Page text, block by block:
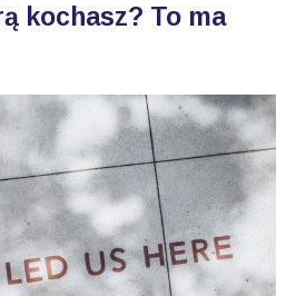
kochasz? To ma